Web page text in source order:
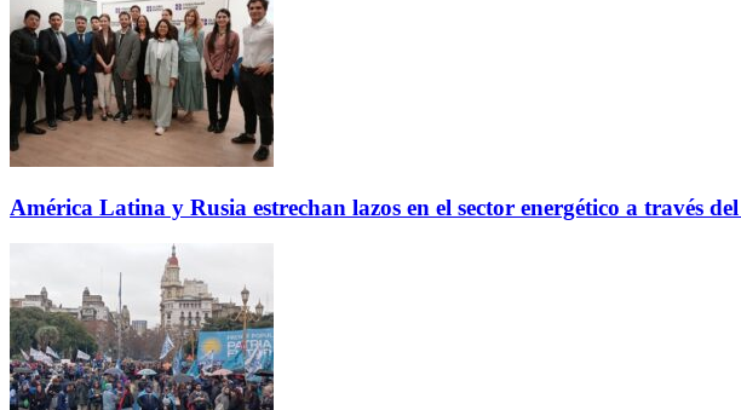
América Latina y Rusia estrechan lazos en el sector energético a través